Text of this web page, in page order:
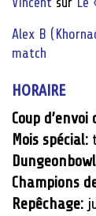
Alex B
match
HORAIRE
Coup
Mois spécial:
Champions
Repêchage: